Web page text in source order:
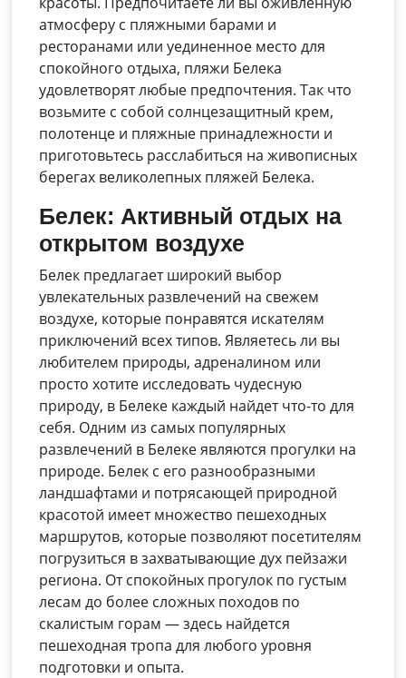
атмосферу с пляжными барами и
ресторанами или уединенное место для
спокойного отдыха, пляжи Белека
удовлетворят любые предпочтения. Так что
возьмите с собой солнцезащитный крем,
полотенце и пляжные принадлежности и
приготовьтесь расслабиться на живописных
берегах великолепных пляжей Белека.
Белек: Активный отдых на
открытом воздухе
Белек предлагает широкий выбор
увлекательных развлечений на свежем
воздухе, которые понравятся искателям
приключений всех типов. Являетесь ли вы
любителем природы, адреналином или
просто хотите исследовать чудесную
природу, в Белеке каждый найдет что-то для
себя. Одним из самых популярных
развлечений в Белеке являются прогулки на
природе. Белек с его разнообразными
ландшафтами и потрясающей природной
красотой имеет множество пешеходных
маршрутов, которые позволяют посетителям
погрузиться в захватывающие дух пейзажи
региона. От спокойных прогулок по густым
лесам до более сложных походов по
скалистым горам — здесь найдется
пешеходная тропа для любого уровня
подготовки и опыта.